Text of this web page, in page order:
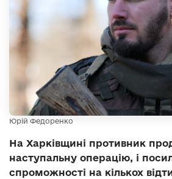
Юрій Федоренко
На Харківщині противник
наступальну операцію, і
спроможності на кількох